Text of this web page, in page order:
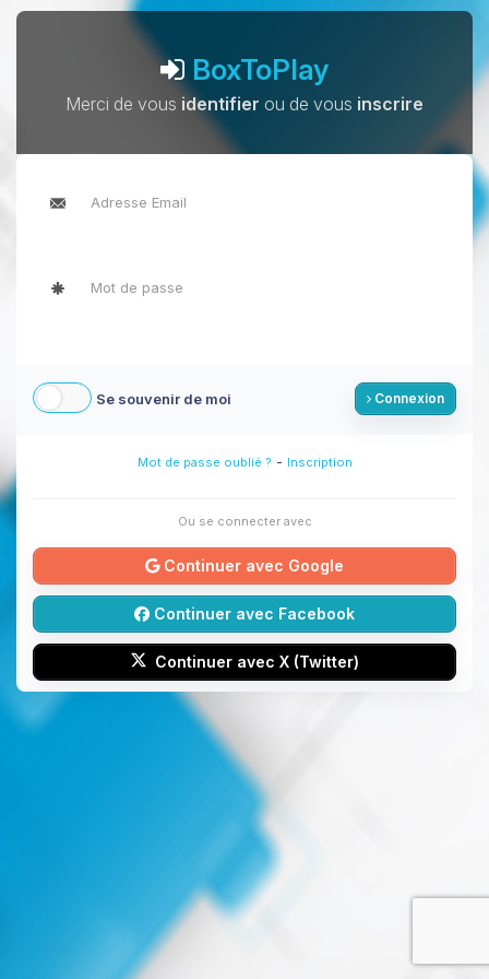
BoxToPlay
Merci de vous identifier ou de vous inscrire
Se souvenir de moi Connexion
Mot de passe oublié ? - Inscription
Ou se connecter avec
Continuer avec Google
Continuer avec Facebook
Continuer avec X (Twitter)